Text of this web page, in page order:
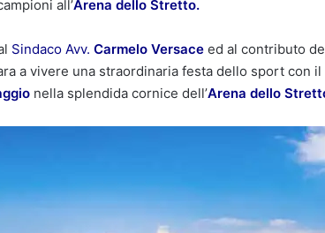
all’Arena dello Stretto.
Sindaco Avv. Carmelo Versace ed al contributo
a vivere una straordinaria festa dello sport con il
nella splendida cornice dell’Arena dello